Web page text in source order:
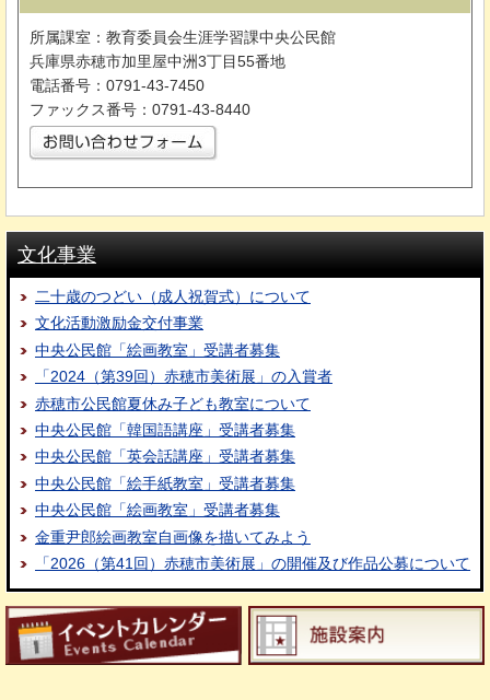
所属課室：教育委員会生涯学習課中央公民館
兵庫県赤穂市加里屋中洲3丁目55番地
電話番号：0791-43-7450
ファックス番号：0791-43-8440
文化事業
二十歳のつどい（成人祝賀式）について
文化活動激励金交付事業
中央公民館「絵画教室」受講者募集
「2024（第39回）赤穂市美術展」の入賞者
赤穂市公民館夏休み子ども教室について
中央公民館「韓国語講座」受講者募集
中央公民館「英会話講座」受講者募集
中央公民館「絵手紙教室」受講者募集
中央公民館「絵画教室」受講者募集
金重尹郎絵画教室自画像を描いてみよう
「2026（第41回）赤穂市美術展」の開催及び作品公募について